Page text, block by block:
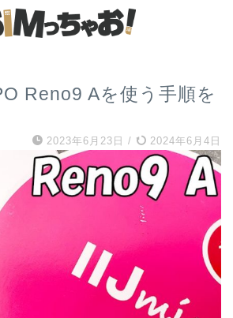
Reno9 Aを使う手順を
2023年6月23日 / 2024年6月4日